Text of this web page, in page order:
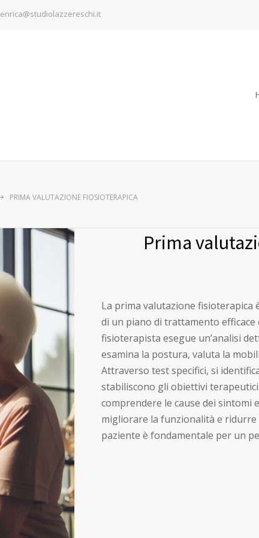
enrica@studiolazzereschi.it
PRIMA VALUTAZIONE FIOSIOTERAPICA
Prima
La prima valutazione fisioterapica
di un piano di trattamento
fisioterapista esegue un’analisi
esamina la postura, valuta la
Attraverso test specifici, si
stabiliscono gli obiettivi
comprendere le cause dei
migliorare la funzionalità e
paziente è fondamentale per un